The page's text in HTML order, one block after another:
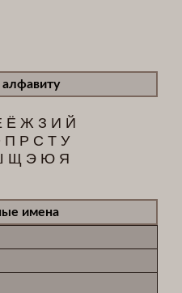
Ё Ж З И Й
П Р С Т У
Щ Э Ю Я
имена